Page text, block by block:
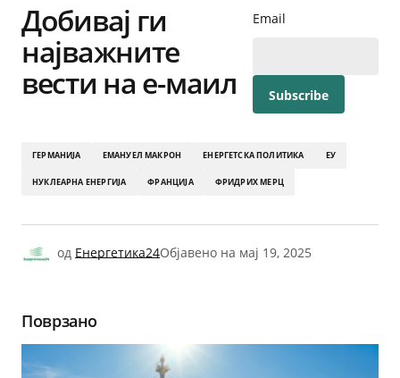
Добивај ги
најважните
вести на е-маил
Email
ГЕРМАНИЈА ЕМАНУЕЛ МАКРОН ЕНЕРГЕТСКА ПОЛИТИКА ЕУ
НУКЛЕАРНА ЕНЕРГИЈА ФРАНЦИЈА ФРИДРИХ МЕРЦ
од Енергетика24Објавено на мај 19, 2025
Поврзано